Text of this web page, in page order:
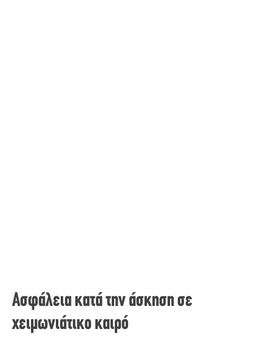
Ασφάλεια κατά την άσκηση σε
χειμωνιάτικο καιρό